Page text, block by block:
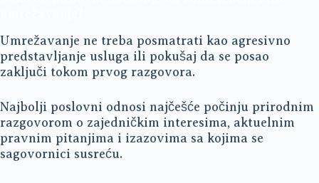
Umrežavanje ne treba posmatrati kao agresivno
predstavljanje usluga ili pokušaj da se posao
zaključi tokom prvog razgovora.
Najbolji poslovni odnosi najčešće počinju prirodnim
razgovorom o zajedničkim interesima, aktuelnim
pravnim pitanjima i izazovima sa kojima se
sagovornici susreću.